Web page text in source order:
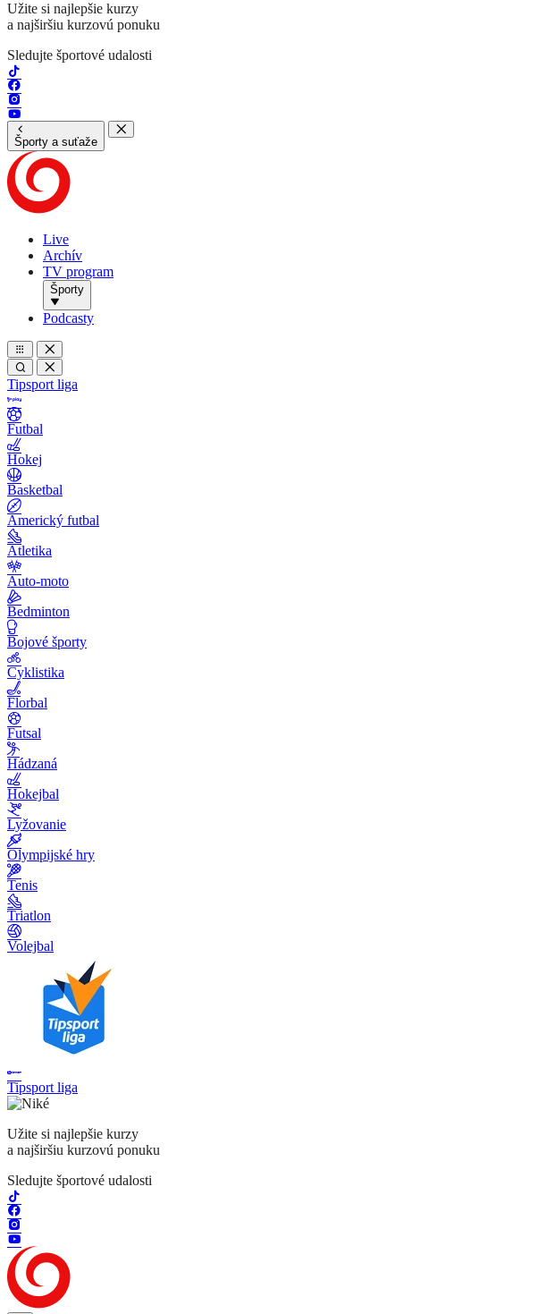
Užite si najlepšie kurzy
a najširšiu kurzovú ponuku
Sledujte športové udalosti
Športy a suťaže
Live
Archív
TV program
Športy
Podcasty
Tipsport liga
Futbal
Hokej
Basketbal
Americký futbal
Atletika
Auto-moto
Bedminton
Bojové športy
Cyklistika
Florbal
Futsal
Hádzaná
Hokejbal
Lyžovanie
Olympijské hry
Tenis
Triatlon
Volejbal
Tipsport liga
Užite si najlepšie kurzy
a najširšiu kurzovú ponuku
Sledujte športové udalosti